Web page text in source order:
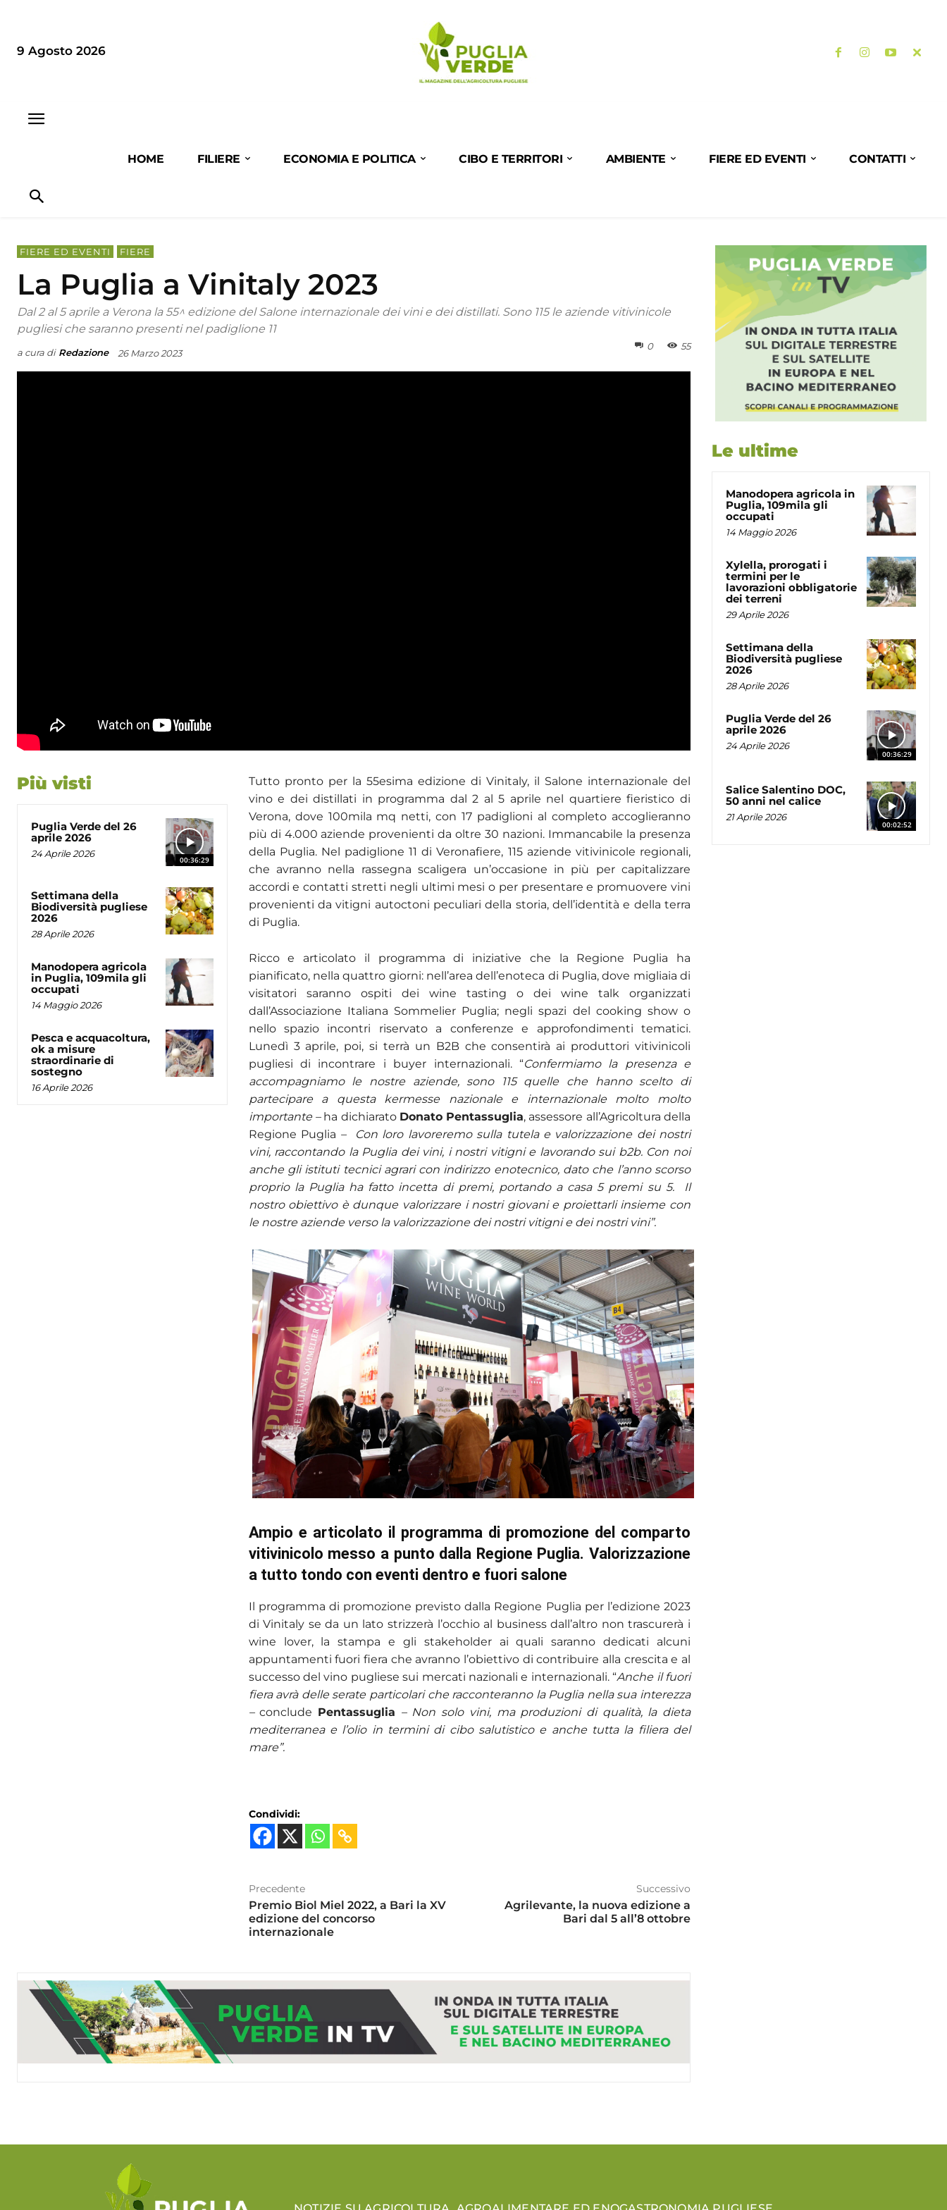
9 Agosto 2026
HOME FILIERE ECONOMIA E POLITICA CIBO E TERRITORI AMBIENTE FIERE ED EVENTI CONTATTI
FIERE ED EVENTI FIERE
La Puglia a Vinitaly 2023
Dal 2 al 5 aprile a Verona la 55^ edizione del Salone internazionale dei vini e dei distillati. Sono 115 le aziende vitivinicole
pugliesi che saranno presenti nel padiglione 11
a cura di Redazione 26 Marzo 2023
0 55
Più visti
00:36:29
Puglia Verde del 26
aprile 2026
24 Aprile 2026
Settimana della
Biodiversità pugliese
2026
28 Aprile 2026
Manodopera agricola
in Puglia, 109mila gli
occupati
14 Maggio 2026
Pesca e acquacoltura,
ok a misure
straordinarie di
sostegno
16 Aprile 2026
Tutto pronto per la 55esima edizione di Vinitaly, il Salone internazionale del
vino e dei distillati in programma dal 2 al 5 aprile nel quartiere fieristico di
Verona, dove 100mila mq netti, con 17 padiglioni al completo accoglieranno
più di 4.000 aziende provenienti da oltre 30 nazioni. Immancabile la presenza
della Puglia. Nel padiglione 11 di Veronafiere, 115 aziende vitivinicole regionali,
che avranno nella rassegna scaligera un’occasione in più per capitalizzare
accordi e contatti stretti negli ultimi mesi o per presentare e promuovere vini
provenienti da vitigni autoctoni peculiari della storia, dell’identità e della terra
di Puglia.
Ricco e articolato il programma di iniziative che la Regione Puglia ha
pianificato, nella quattro giorni: nell’area dell’enoteca di Puglia, dove migliaia di
visitatori saranno ospiti dei wine tasting o dei wine talk organizzati
dall’Associazione Italiana Sommelier Puglia; negli spazi del cooking show o
nello spazio incontri riservato a conferenze e approfondimenti tematici.
Lunedì 3 aprile, poi, si terrà un B2B che consentirà ai produttori vitivinicoli
pugliesi di incontrare i buyer internazionali. “Confermiamo la presenza e
accompagniamo le nostre aziende, sono 115 quelle che hanno scelto di
partecipare a questa kermesse nazionale e internazionale molto molto
importante – ha dichiarato Donato Pentassuglia, assessore all’Agricoltura della
Regione Puglia – Con loro lavoreremo sulla tutela e valorizzazione dei nostri
vini, raccontando la Puglia dei vini, i nostri vitigni e lavorando sui b2b. Con noi
anche gli istituti tecnici agrari con indirizzo enotecnico, dato che l’anno scorso
proprio la Puglia ha fatto incetta di premi, portando a casa 5 premi su 5. Il
nostro obiettivo è dunque valorizzare i nostri giovani e proiettarli insieme con
le nostre aziende verso la valorizzazione dei nostri vitigni e dei nostri vini”.
Ampio e articolato il programma di promozione del comparto
vitivinicolo messo a punto dalla Regione Puglia. Valorizzazione
a tutto tondo con eventi dentro e fuori salone
Il programma di promozione previsto dalla Regione Puglia per l’edizione 2023
di Vinitaly se da un lato strizzerà l’occhio al business dall’altro non trascurerà i
wine lover, la stampa e gli stakeholder ai quali saranno dedicati alcuni
appuntamenti fuori fiera che avranno l’obiettivo di contribuire alla crescita e al
successo del vino pugliese sui mercati nazionali e internazionali. “Anche il fuori
fiera avrà delle serate particolari che racconteranno la Puglia nella sua interezza
–conclude Pentassuglia – Non solo vini, ma produzioni di qualità, la dieta
mediterranea e l’olio in termini di cibo salutistico e anche tutta la filiera del
mare”.
Condividi:
Precedente
Premio Biol Miel 2022, a Bari la XV
edizione del concorso
internazionale
Successivo
Agrilevante, la nuova edizione a
Bari dal 5 all’8 ottobre
Le ultime
Manodopera agricola in
Puglia, 109mila gli
occupati
14 Maggio 2026
Xylella, prorogati i
termini per le
lavorazioni obbligatorie
dei terreni
29 Aprile 2026
Settimana della
Biodiversità pugliese
2026
28 Aprile 2026
00:36:29
Puglia Verde del 26
aprile 2026
24 Aprile 2026
00:02:52
Salice Salentino DOC,
50 anni nel calice
21 Aprile 2026